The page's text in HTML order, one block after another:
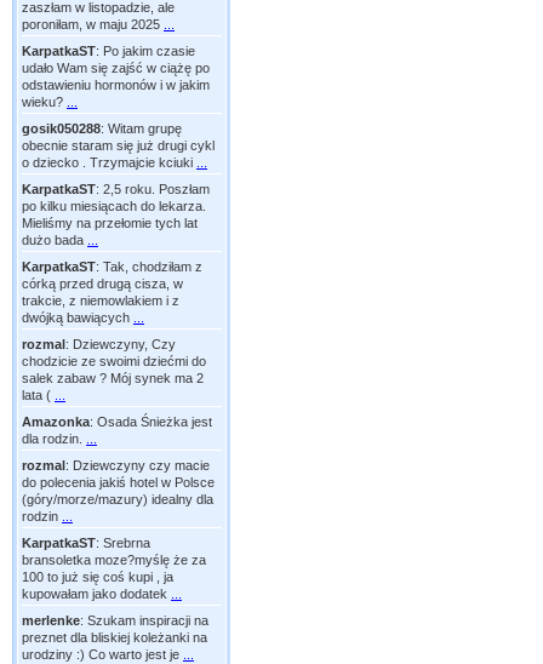
zaszłam w listopadzie, ale
poroniłam, w maju 2025
KarpatkaST: Po jakim czasie
udało Wam się zajść w ciążę po
odstawieniu hormonów i w jakim
wieku?
gosik050288: Witam grupę
obecnie staram się już drugi cykl
o dziecko . Trzymajcie kciuki
KarpatkaST: 2,5 roku. Poszłam
po kilku miesiącach do lekarza.
Mieliśmy na przełomie tych lat
dużo bada
KarpatkaST: Tak, chodziłam z
córką przed drugą cisza, w
trakcie, z niemowlakiem i z
dwójką bawiących
rozmal: Dziewczyny, Czy
chodzicie ze swoimi dziećmi do
salek zabaw ? Mój synek ma 2
lata (
Amazonka: Osada Śnieżka jest
dla rodzin.
rozmal: Dziewczyny czy macie
do polecenia jakiś hotel w Polsce
(góry/morze/mazury) idealny dla
rodzin
KarpatkaST: Srebrna
bransoletka moze?myślę że za
100 to już się coś kupi , ja
kupowałam jako dodatek
merlenke: Szukam inspiracji na
preznet dla bliskiej koleżanki na
urodziny :) Co warto jest je